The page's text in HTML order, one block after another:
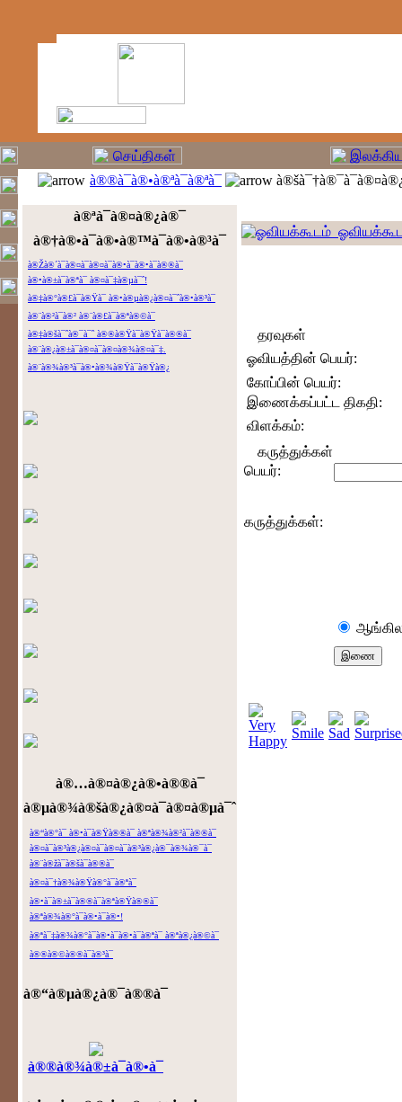
à®®à¯à®•à®ªà¯à®ªà¯
à®ªà¯à®¤à®¿à®¯
à®†à®•à¯à®•à®™à¯à®•à®³à¯
à®Žà®´à¯à®¤à¯à®¤à¯à®•à¯à®•à¯à®®à¯
à®•à®±à¯à®ªà¯ à®¤à¯‡à®µà¯ˆ!
à®‡à®°à®£à¯à®Ÿà¯ à®•à®µà®¿à®¤à¯ˆà®•à®³à¯
à®¨à®²à¯à®² à®¨à®£à¯à®ªà®©à¯
à®‡à®šà¯ˆà®¯à¯ˆ à®®à®Ÿà¯à®Ÿà¯à®®à¯
à®¨à®¿à®±à¯à®¤à¯à®¤à®¾à®¤à¯‡.
à®¨à®¾à®³à¯à®•à®¾à®Ÿà¯à®Ÿà®¿
à®…à®¤à®¿à®•à®®à¯
à®µà®¾à®šà®¿à®¤à¯à®¤à®µà¯ˆ
à®“à®°à¯ à®•à¯à®Ÿà®®à¯ à®ªà®¾à®²à¯à®®à¯
à®¤à¯à®³à®¿à®¤à¯à®¤à¯à®³à®¿à®¯à®¾à®¯à¯
à®¨à®žà¯à®šà¯à®®à¯
à®¤à¯†à®¾à®Ÿà®°à¯à®ªà¯
à®•à¯à®±à¯à®®à¯à®ªà®Ÿà®®à¯
à®ªà®¾à®°à¯à®•à¯à®•!
à®ªà¯‡à®¾à®°à¯à®•à¯à®•à¯à®ªà¯ à®ªà®¿à®©à¯
à®®à®©à®®à¯à®³à¯
à®“à®µà®¿à®¯à®®à¯
à®®à®¾à®±à¯à®•à¯
தரவுகள்
ஓவியத்தின் பெயர்:
கோப்பின் பெயர்:
இணைக்கப்பட்ட திகதி:
விளக்கம்:
கருத்துக்கள்
பெயர்:
கருத்துக்கள்: